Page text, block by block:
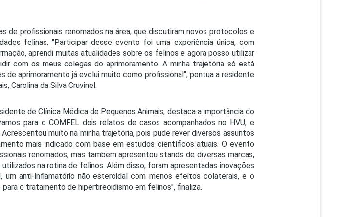
de profissionais renomados na área, que discutiram novos protocolos e
felinas. "Participar desse evento foi uma experiência única, com
aprendi muitas atualidades sobre os felinos e agora posso utilizar
com os meus colegas do aprimoramento. A minha trajetória só está
de aprimoramento já evolui muito como profissional", pontua a residente
Carolina da Silva Cruvinel.
de Clínica Médica de Pequenos Animais, destaca a importância do
para o COMFEL dois relatos de casos acompanhados no HVU, e
muito na minha trajetória, pois pude rever diversos assuntos
mais indicado com base em estudos científicos atuais. O evento
renomados, mas também apresentou stands de diversas marcas,
na rotina de felinos. Além disso, foram apresentadas inovações
um anti-inflamatório não esteroidal com menos efeitos colaterais, e o
o tratamento de hipertireoidismo em felinos", finaliza.